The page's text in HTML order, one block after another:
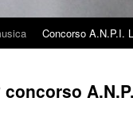
Concorso A.N.P.I.